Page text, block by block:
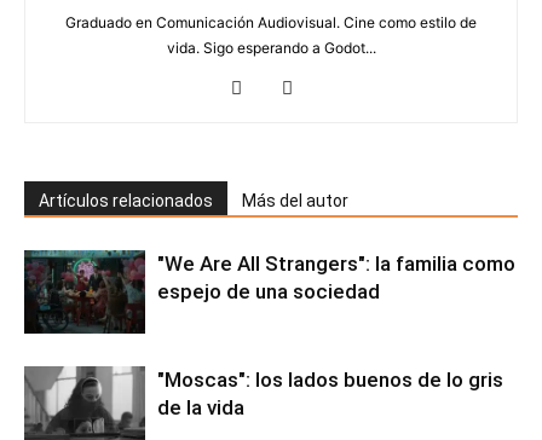
Graduado en Comunicación Audiovisual. Cine como estilo de
vida. Sigo esperando a Godot...
Artículos relacionados Más del autor
"We Are All Strangers": la familia como
espejo de una sociedad
"Moscas": los lados buenos de lo gris
de la vida